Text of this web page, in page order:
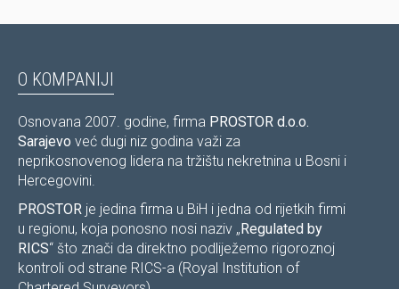
O KOMPANIJI
Osnovana 2007. godine, firma PROSTOR d.o.o.
Sarajevo već dugi niz godina važi za
neprikosnovenog lidera na tržištu nekretnina u Bosni i
Hercegovini.
PROSTOR je jedina firma u BiH i jedna od rijetkih firmi
u regionu, koja ponosno nosi naziv „Regulated by
RICS“ što znači da direktno podliježemo rigoroznoj
kontroli od strane RICS-a (Royal Institution of